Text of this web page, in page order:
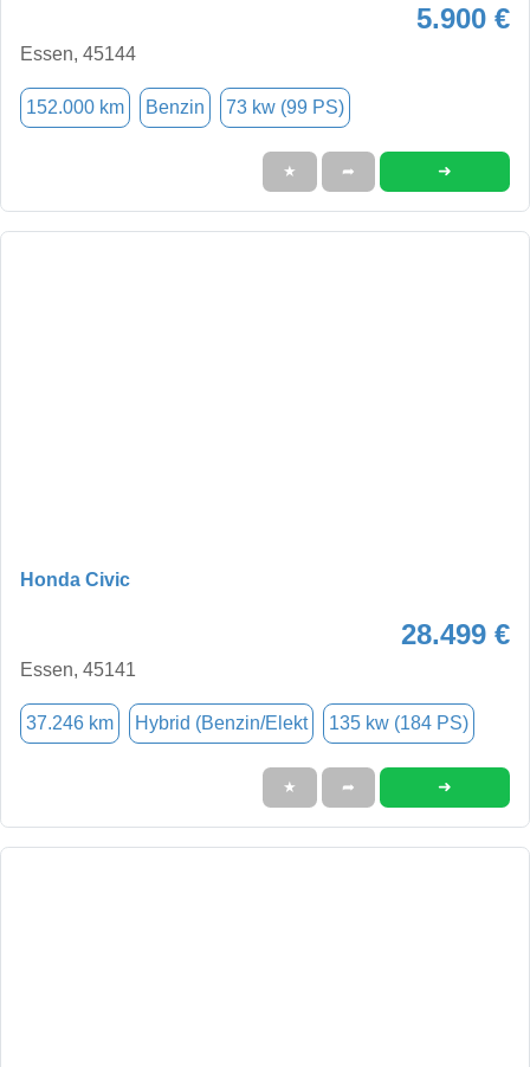
5.900 €
Essen, 45144
152.000 km Benzin 73 kw (99 PS)
★ ➦ ➜
Honda Civic
28.499 €
Essen, 45141
37.246 km Hybrid (Benzin/Elekt 135 kw (184 PS)
★ ➦ ➜